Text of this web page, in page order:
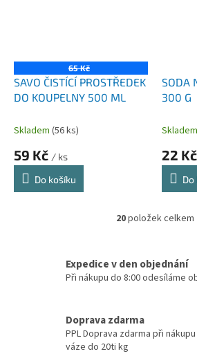
65 Kč
SAVO ČISTÍCÍ PROSTŘEDEK
DO KOUPELNY 500 ML
Skladem (56 ks)
59 Kč / ks
Do košíku
SODA
300 G
Skladem
22 Kč
Do
O
á
d
p
r
20položek celkem
Expedice v den objednání
Při nákupu do 8:00 odesíláme
Doprava zdarma
PPL Doprava zdarma při
váze do 20ti kg